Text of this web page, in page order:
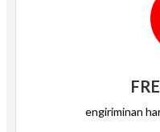
engiriminan